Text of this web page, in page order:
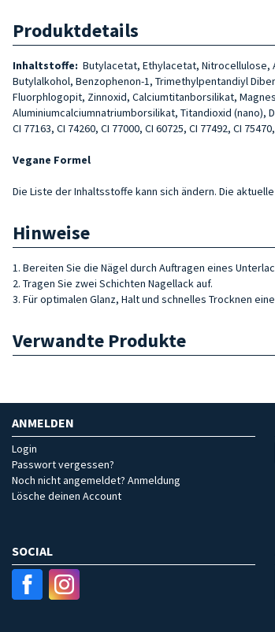
Produktdetails
Inhaltstoffe: Butylacetat, Ethylacetat, Nitrocellulose,
Butylalkohol, Benzophenon-1, Trimethylpentandiyl
Fluorphlogopit, Zinnoxid, Calciumtitanborsilikat,
Aluminiumcalciumnatriumborsilikat, Titandioxid (nano),
CI 77163, CI 74260, CI 77000, CI 60725, CI 77492, CI
Vegane Formel
Die Liste der Inhaltsstoffe kann sich ändern. Die
Hinweise
1. Bereiten Sie die Nägel durch Auftragen eines
2. Tragen Sie zwei Schichten Nagellack auf.
3. Für optimalen Glanz, Halt und schnelles Trocknen
Verwandte Produkte
ANMELDEN
Login
Passwort vergessen?
Noch nicht angemeldet? Anmeldung
Lösche deinen Account
SOCIAL